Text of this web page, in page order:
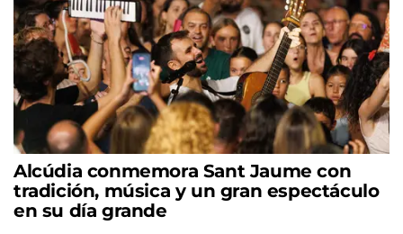
Alcúdia conmemora Sant Jaume con
tradición, música y un gran espectáculo
en su día grande